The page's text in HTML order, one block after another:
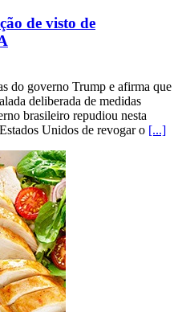
de visto de
do governo Trump e afirma que
deliberada de medidas
brasileiro repudiou nesta
Unidos de revogar o [...]